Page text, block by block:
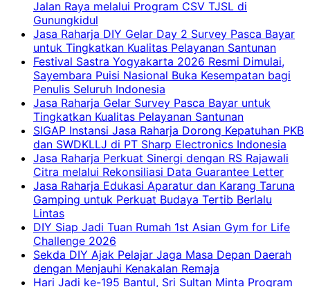
Jalan Raya melalui Program CSV TJSL di
Gunungkidul
Jasa Raharja DIY Gelar Day 2 Survey Pasca Bayar
untuk Tingkatkan Kualitas Pelayanan Santunan
Festival Sastra Yogyakarta 2026 Resmi Dimulai,
Sayembara Puisi Nasional Buka Kesempatan bagi
Penulis Seluruh Indonesia
Jasa Raharja Gelar Survey Pasca Bayar untuk
Tingkatkan Kualitas Pelayanan Santunan
SIGAP Instansi Jasa Raharja Dorong Kepatuhan PKB
dan SWDKLLJ di PT Sharp Electronics Indonesia
Jasa Raharja Perkuat Sinergi dengan RS Rajawali
Citra melalui Rekonsiliasi Data Guarantee Letter
Jasa Raharja Edukasi Aparatur dan Karang Taruna
Gamping untuk Perkuat Budaya Tertib Berlalu
Lintas
DIY Siap Jadi Tuan Rumah 1st Asian Gym for Life
Challenge 2026
Sekda DIY Ajak Pelajar Jaga Masa Depan Daerah
dengan Menjauhi Kenakalan Remaja
Hari Jadi ke-195 Bantul, Sri Sultan Minta Program